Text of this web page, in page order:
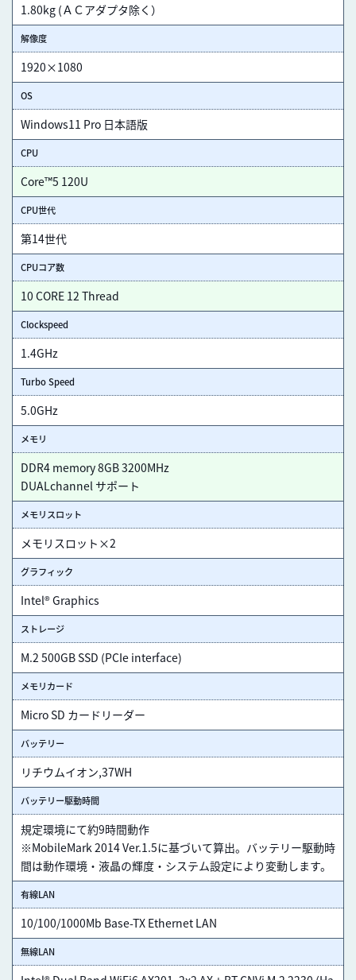
1.80kg (ＡＣアダプタ除く）
解像度
1920×1080
OS
Windows11 Pro 日本語版
CPU
Core™5 120U
CPU世代
第14世代
CPUコア数
10 CORE 12 Thread
Clockspeed
1.4GHz
Turbo Speed
5.0GHz
メモリ
DDR4 memory 8GB 3200MHz
DUALchannel サポート
メモリスロット
メモリスロット×2
グラフィック
Intel® Graphics
ストレージ
M.2 500GB SSD (PCIe interface)
メモリカード
Micro SD カードリーダー
バッテリー
リチウムイオン,37WH
バッテリー駆動時間
規定環境にて約9時間動作
※MobileMark 2014 Ver.1.5に基づいて算出。バッテリー駆動時
間は動作環境・液晶の輝度・システム設定により変動します。
有線LAN
10/100/1000Mb Base-TX Ethernet LAN
無線LAN